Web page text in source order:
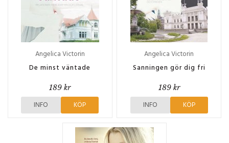
Angelica Victorin
De minst väntade
189 kr
INFO KÖP
Angelica Victorin
Sanningen gör dig fri
189 kr
INFO KÖP